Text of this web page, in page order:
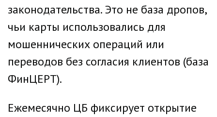
законодательства. Это не база дропов,
чьи карты использовались для
мошеннических операций или
переводов без согласия клиентов (база
ФинЦЕРТ).
Ежемесячно ЦБ фиксирует открытие